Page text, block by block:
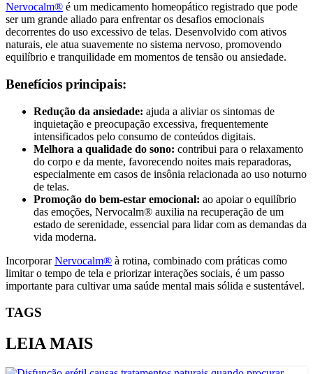
Nervocalm® é um medicamento homeopático registrado que pode
ser um grande aliado para enfrentar os desafios emocionais
decorrentes do uso excessivo de telas. Desenvolvido com ativos
naturais, ele atua suavemente no sistema nervoso, promovendo
equilíbrio e tranquilidade em momentos de tensão ou ansiedade.
Benefícios principais:
Redução da ansiedade: ajuda a aliviar os sintomas de
inquietação e preocupação excessiva, frequentemente
intensificados pelo consumo de conteúdos digitais.
Melhora a qualidade do sono: contribui para o relaxamento
do corpo e da mente, favorecendo noites mais reparadoras,
especialmente em casos de insônia relacionada ao uso noturno
de telas.
Promoção do bem-estar emocional: ao apoiar o equilíbrio
das emoções, Nervocalm® auxilia na recuperação de um
estado de serenidade, essencial para lidar com as demandas da
vida moderna.
IncorporarNervocalm® à rotina, combinado com práticas como
limitar o tempo de tela e priorizar interações sociais, é um passo
importante para cultivar uma saúde mental mais sólida e sustentável.
TAGS
LEIA MAIS